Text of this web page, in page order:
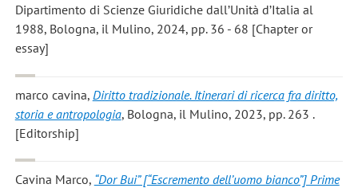
Dipartimento di Scienze Giuridiche dall’Unità d’Italia al
1988, Bologna, il Mulino, 2024, pp. 36 - 68 [Chapter or
essay]
marco cavina, Diritto tradizionale. Itinerari di ricerca fra diritto,
storia e antropologia, Bologna, il Mulino, 2023, pp. 263 .
[Editorship]
Cavina Marco, “Dor Bui” [“Escremento dell’uomo bianco”] Prime